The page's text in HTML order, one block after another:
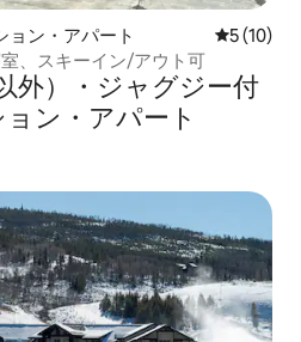
ョン・アパート レビュー
5 (10)
、スキーイン/アウト可
外）・ジャグジー付
ン・アパート
す。